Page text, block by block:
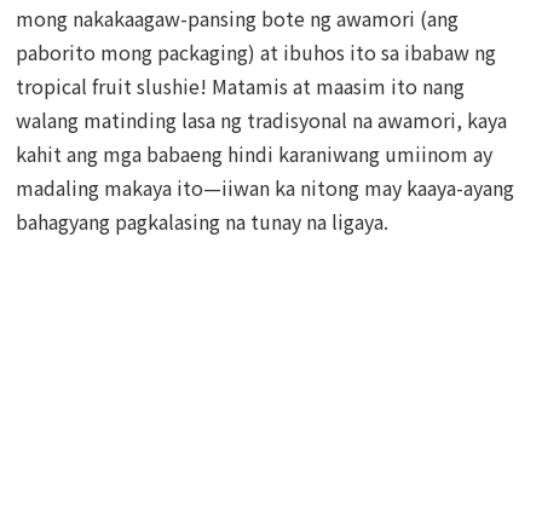
mong nakakaagaw-pansing bote ng awamori (ang
paborito mong packaging) at ibuhos ito sa ibabaw ng
tropical fruit slushie! Matamis at maasim ito nang
walang matinding lasa ng tradisyonal na awamori, kaya
kahit ang mga babaeng hindi karaniwang umiinom ay
madaling makaya ito—iiwan ka nitong may kaaya-ayang
bahagyang pagkalasing na tunay na ligaya.